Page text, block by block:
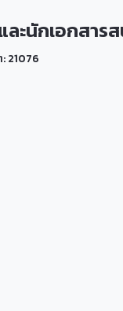
ะนักเอกสาร
21076